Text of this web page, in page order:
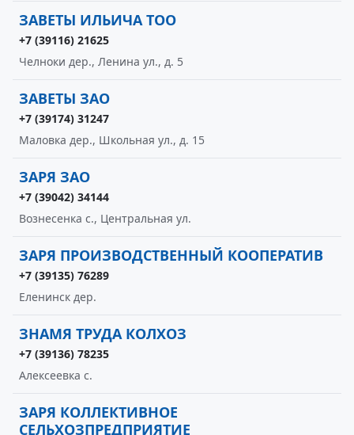
ЗАВЕТЫ ИЛЬИЧА ТОО
+7 (39116) 21625
Челноки дер., Ленина ул., д. 5
ЗАВЕТЫ ЗАО
+7 (39174) 31247
Маловка дер., Школьная ул., д. 15
ЗАРЯ ЗАО
+7 (39042) 34144
Вознесенка с., Центральная ул.
ЗАРЯ ПРОИЗВОДСТВЕННЫЙ КООПЕРАТИВ
+7 (39135) 76289
Еленинск дер.
ЗНАМЯ ТРУДА КОЛХОЗ
+7 (39136) 78235
Алексеевка с.
ЗАРЯ КОЛЛЕКТИВНОЕ
СЕЛЬХОЗПРЕДПРИЯТИЕ